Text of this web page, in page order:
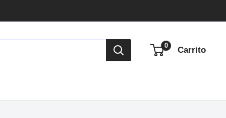
0 Carrito